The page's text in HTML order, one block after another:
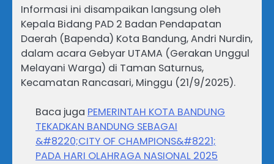
Informasi ini disampaikan langsung oleh
Kepala Bidang PAD 2 Badan Pendapatan
Daerah (Bapenda) Kota Bandung, Andri Nurdin,
dalam acara Gebyar UTAMA (Gerakan Unggul
Melayani Warga) di Taman Saturnus,
Kecamatan Rancasari, Minggu (21/9/2025).
Baca juga PEMERINTAH KOTA BANDUNG
TEKADKAN BANDUNG SEBAGAI
&#8220;CITY OF CHAMPIONS&#8221;
PADA HARI OLAHRAGA NASIONAL 2025